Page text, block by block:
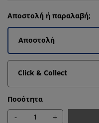
Αποστολή ή παραλαβή;
Αποστολή
Click & Collect
Ποσότητα
- +